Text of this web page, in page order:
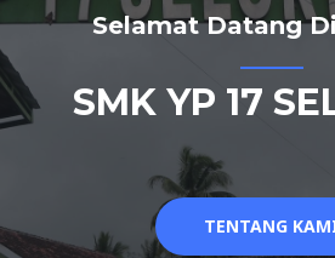
Selamat Datang
SMK YP 17
TENTANG